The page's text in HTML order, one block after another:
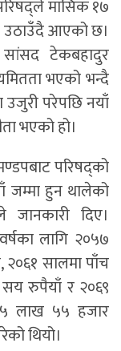
मासिक १७
उठाउँदै आएको छ।
सांसद टेकबहादुर
भएको भन्दै
परेपछि नयाँ
भएको हो।
परिषद्को
जम्मा हुन थालेको
दिए।
लागि २०५७
सालमा पाँच
रुपैयाँ र २०६९
५ लाख ५५ हजार
थियो।